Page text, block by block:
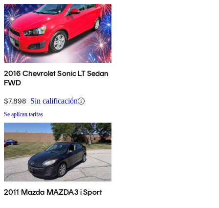
2016 Chevrolet Sonic LT Sedan
FWD
$7,898 Sin calificación
Se aplican tarifas
2011 Mazda MAZDA3 i Sport